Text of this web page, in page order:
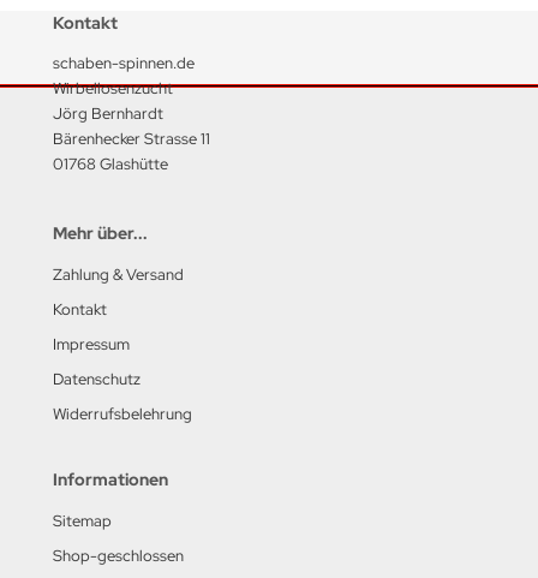
Kontakt
schaben-spinnen.de
Wirbellosenzucht
Jörg Bernhardt
Bärenhecker Strasse 11
01768 Glashütte
Mehr über...
Zahlung & Versand
Kontakt
Impressum
Datenschutz
Widerrufsbelehrung
Informationen
Sitemap
Shop-geschlossen